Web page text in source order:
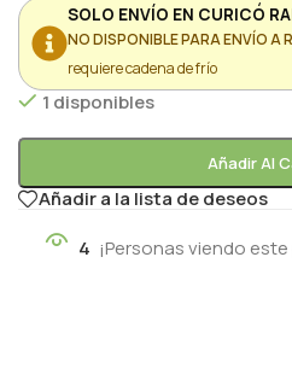
SOLO ENVÍO EN CURICÓ
NO DISPONIBLE PARA ENVÍO A
requiere cadena de frío
1 disponibles
Añadir Al
Añadir a la lista de deseos
4 ¡Personas viendo